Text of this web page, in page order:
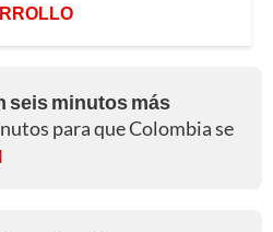
seis minutos más
para que Colombia se